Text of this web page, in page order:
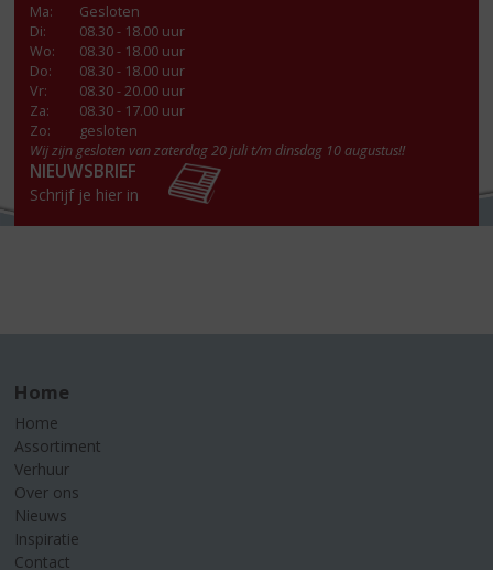
Ma:
Gesloten
Di:
08.30 - 18.00 uur
Wo:
08.30 - 18.00 uur
Do:
08.30 - 18.00 uur
Vr:
08.30 - 20.00 uur
Za:
08.30 - 17.00 uur
Zo:
gesloten
Wij zijn gesloten van zaterdag 20 juli t/m dinsdag 10 augustus!!
NIEUWSBRIEF
Schrijf je hier in
Home
Home
Assortiment
Verhuur
Over ons
Nieuws
Inspiratie
Contact